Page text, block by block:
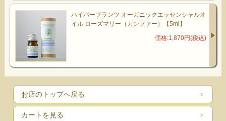
ハイパープランツ オーガニックエッセンシャルオ
イル ローズマリー（カンファー）【5ml】
価格:1,870円(税込)
お店のトップへ戻る
カートを見る